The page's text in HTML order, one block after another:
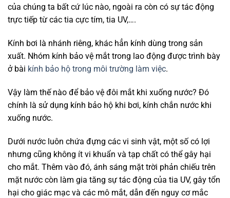
của chúng ta bất cứ lúc nào, ngoài ra còn có sự tác động
trực tiếp từ các tia cực tím, tia UV,….
Kính bơi là nhánh riêng, khác hẳn kính dùng trong sản
xuất. Nhóm kính bảo vệ mắt trong lao động được trình bày
ở bài kính bảo hộ trong môi trường làm việc.
Vậy làm thế nào để bảo vệ đôi mắt khi xuống nước? Đó
chính là sử dụng kính bảo hộ khi bơi, kính chắn nước khi
xuống nước.
Dưới nước luôn chứa đựng các vi sinh vật, một số có lợi
nhưng cũng không ít vi khuẩn và tạp chất có thể gây hại
cho mắt. Thêm vào đó, ánh sáng mặt trời phản chiếu trên
mặt nước còn làm gia tăng sự tác động của tia UV, gây tổn
hại cho giác mạc và các mô mắt, dẫn đến nguy cơ mắc